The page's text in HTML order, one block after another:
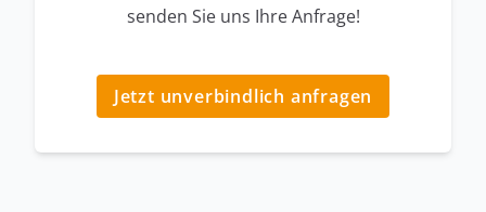
senden Sie uns Ihre Anfrage!
Jetzt unverbindlich anfragen